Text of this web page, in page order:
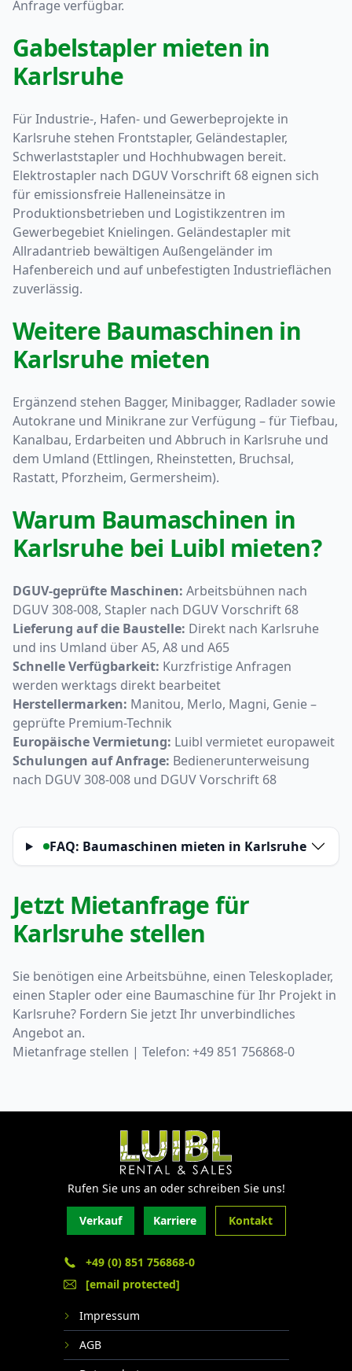
Anfrage verfügbar.
Gabelstapler mieten in
Karlsruhe
Für Industrie-, Hafen- und Gewerbeprojekte in
Karlsruhe stehen Frontstapler, Geländestapler,
Schwerlaststapler und Hochhubwagen bereit.
Elektrostapler nach DGUV Vorschrift 68 eignen sich
für emissionsfreie Halleneinsätze in
Produktionsbetrieben und Logistikzentren im
Gewerbegebiet Knielingen. Geländestapler mit
Allradantrieb bewältigen Außengeländer im
Hafenbereich und auf unbefestigten Industrieflächen
zuverlässig.
Weitere Baumaschinen in
Karlsruhe mieten
Ergänzend stehen Bagger, Minibagger, Radlader sowie
Autokrane und Minikrane zur Verfügung – für Tiefbau,
Kanalbau, Erdarbeiten und Abbruch in Karlsruhe und
dem Umland (Ettlingen, Rheinstetten, Bruchsal,
Rastatt, Pforzheim, Germersheim).
Warum Baumaschinen in
Karlsruhe bei Luibl mieten?
DGUV-geprüfte Maschinen: Arbeitsbühnen nach
DGUV 308-008, Stapler nach DGUV Vorschrift 68
Lieferung auf die Baustelle: Direkt nach Karlsruhe
und ins Umland über A5, A8 und A65
Schnelle Verfügbarkeit: Kurzfristige Anfragen
werden werktags direkt bearbeitet
Herstellermarken: Manitou, Merlo, Magni, Genie –
geprüfte Premium-Technik
Europäische Vermietung: Luibl vermietet europaweit
Schulungen auf Anfrage: Bedienerunterweisung
nach DGUV 308-008 und DGUV Vorschrift 68
FAQ: Baumaschinen mieten in Karlsruhe
Jetzt Mietanfrage für
Karlsruhe stellen
Sie benötigen eine Arbeitsbühne, einen Teleskoplader,
einen Stapler oder eine Baumaschine für Ihr Projekt in
Karlsruhe? Fordern Sie jetzt Ihr unverbindliches
Angebot an.
Mietanfrage stellen | Telefon: +49 851 756868-0
Rufen Sie uns an oder schreiben Sie uns!
Verkauf Karriere Kontakt
+49 (0) 851 756868-0
[email protected]
Impressum
AGB